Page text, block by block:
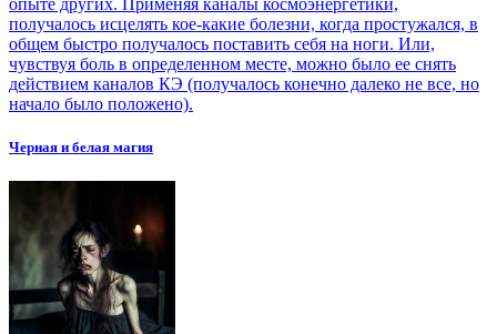
опыте других. Применяя каналы космоэнергетики,
получалось исцелять кое-какие болезни, когда простужался, в
общем быстро получалось поставить себя на ноги. Или,
чувствуя боль в определенном месте, можно было ее снять
действием каналов КЭ (получалось конечно далеко не все, но
начало было положено).
Черная и белая магия